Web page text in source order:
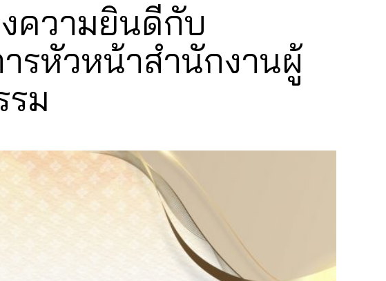
ความยินดีกับ
รหัวหน้าสำนักงานผู้
ม